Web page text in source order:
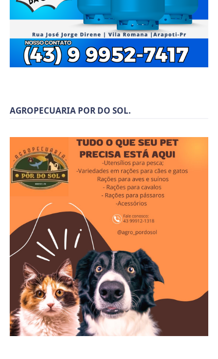
AGROPECUARIA POR DO SOL.